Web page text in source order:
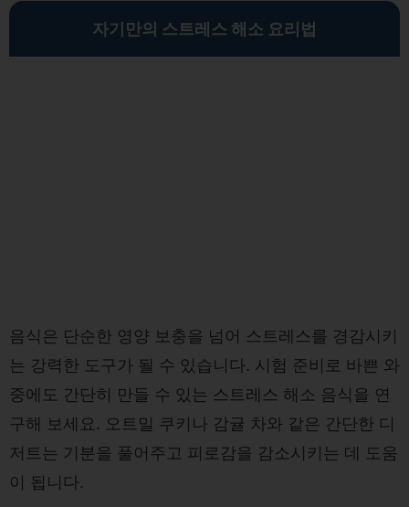
자기만의 스트레스 해소 요리법
음식은 단순한 영양 보충을 넘어 스트레스를 경감시키
는 강력한 도구가 될 수 있습니다. 시험 준비로 바쁜 와
중에도 간단히 만들 수 있는 스트레스 해소 음식을 연
구해 보세요. 오트밀 쿠키나 감귤 차와 같은 간단한 디
저트는 기분을 풀어주고 피로감을 감소시키는 데 도움
이 됩니다.